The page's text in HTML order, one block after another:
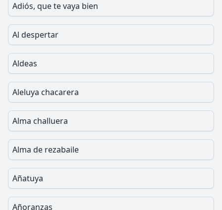
Adiós, que te vaya bien
Al despertar
Aldeas
Aleluya chacarera
Alma challuera
Alma de rezabaile
Añatuya
Añoranzas